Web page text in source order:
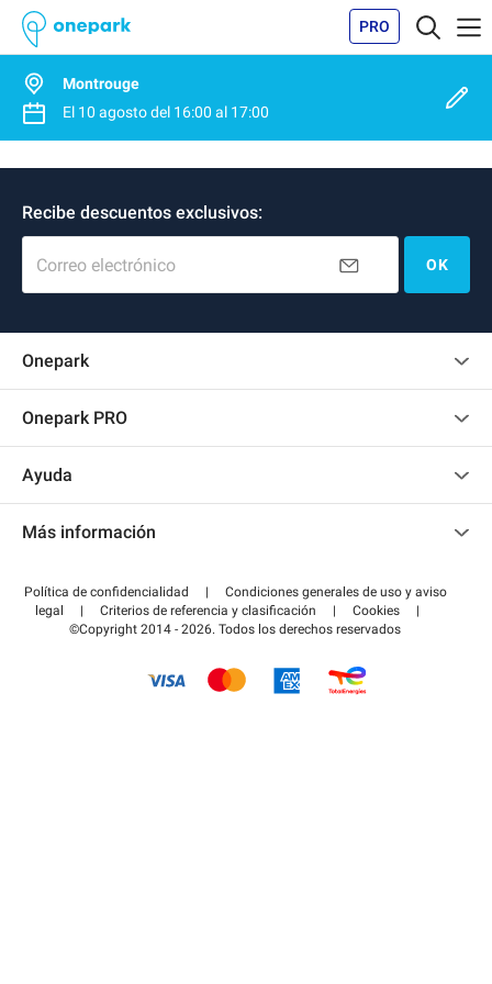
PRO
Montrouge
El 10 agostodel 16:00 al 17:00
Recibe descuentos exclusivos:
Correo electrónico OK
Onepark
Onepark PRO
Convertirse en colaborador
Acceder a mi área de colaborador
Ayuda
Pagar el aparcamiento FLOW
Más información
Guía de estacionamiento
Política de confidencialidad |
Condiciones generales de uso y aviso
legal
| Criterios de referencia y clasificación | Cookies
|
©Copyright 2014 - 2026. Todos los derechos reservados